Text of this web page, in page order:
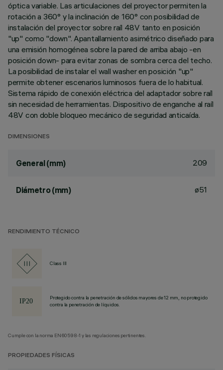
óptica variable. Las articulaciones del proyector permiten la
rotación a 360° y la inclinación de 160° con posibilidad de
instalación del proyector sobre raíl 48V tanto en posición
"up" como "down". Apantallamiento asimétrico diseñado para
una emisión homogénea sobre la pared de arriba abajo -en
posición down- para evitar zonas de sombra cerca del techo.
La posibilidad de instalar el wall washer en posición "up"
permite obtener escenarios luminosos fuera de lo habitual.
Sistema rápido de conexión eléctrica del adaptador sobre raíl
sin necesidad de herramientas. Dispositivo de enganche al raíl
48V con doble bloqueo mecánico de seguridad anticaída.
DIMENSIONES
General (mm) 209
Diámetro (mm) ø51
RENDIMIENTO TÉCNICO
Class III
Protegido contra la penetración de sólidos mayores de 12 mm, no protegido
contra la penetración de líquidos.
Cumple con la norma EN60598-1 y las regulaciones pertinentes.
PROPIEDADES FÍSICAS